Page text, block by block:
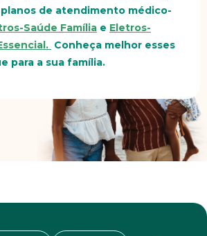
planos de atendimento médico-
Saúde Família e Eletros-
Conheça melhor esses
para a sua família.